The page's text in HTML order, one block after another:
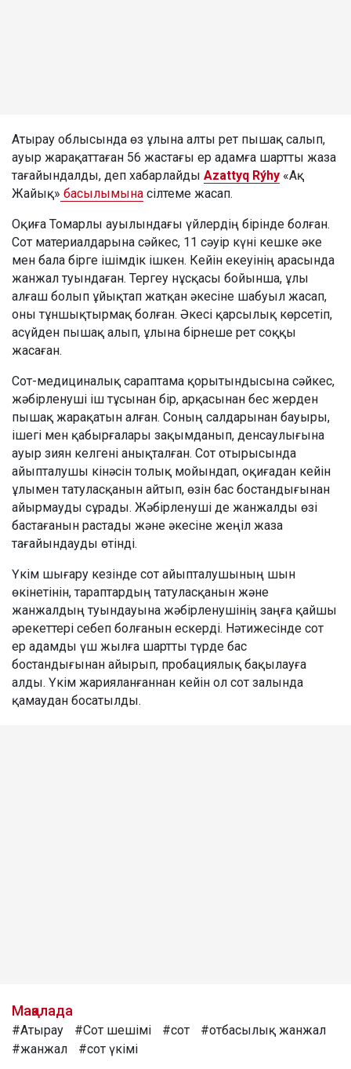
Атырау облысында өз ұлына алты рет пышақ салып,
ауыр жарақаттаған 56 жастағы ер адамға шартты жаза
тағайындалды, деп хабарлайды Azattyq Rýhy «Ақ
Жайық» басылымына сілтеме жасап.
Оқиға Томарлы ауылындағы үйлердің бірінде болған.
Сот материалдарына сәйкес, 11 сәуір күні кешке әке
мен бала бірге ішімдік ішкен. Кейін екеуінің арасында
жанжал туындаған. Тергеу нұсқасы бойынша, ұлы
алғаш болып ұйықтап жатқан әкесіне шабуыл жасап,
оны тұншықтырмақ болған. Әкесі қарсылық көрсетіп,
асүйден пышақ алып, ұлына бірнеше рет соққы
жасаған.
Сот-медициналық сараптама қорытындысына сәйкес,
жәбірленуші іш тұсынан бір, арқасынан бес жерден
пышақ жарақатын алған. Соның салдарынан бауыры,
ішегі мен қабырғалары зақымданып, денсаулығына
ауыр зиян келгені анықталған. Сот отырысында
айыпталушы кінәсін толық мойындап, оқиғадан кейін
ұлымен татуласқанын айтып, өзін бас бостандығынан
айырмауды сұрады. Жәбірленуші де жанжалды өзі
бастағанын растады және әкесіне жеңіл жаза
тағайындауды өтінді.
Үкім шығару кезінде сот айыпталушының шын
өкінетінін, тараптардың татуласқанын және
жанжалдың туындауына жәбірленушінің заңға қайшы
әрекеттері себеп болғанын ескерді. Нәтижесінде сот
ер адамды үш жылға шартты түрде бас
бостандығынан айырып, пробациялық бақылауға
алды. Үкім жарияланғаннан кейін ол сот залында
қамаудан босатылды.
Мақалада
#Атырау #Сот шешімі #сот
#отбасылық жанжал
#жанжал
#сот үкімі